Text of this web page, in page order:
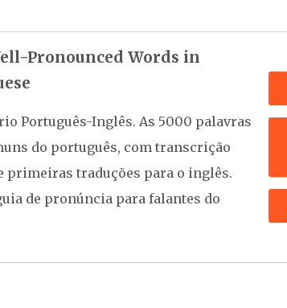
Pronounced Words in
Português-Inglês. As 5000 palavras
do português, com transcrição
primeiras traduções para o inglês.
de pronúncia para falantes do